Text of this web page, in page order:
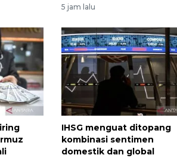
5 jam lalu
IHSG menguat ditopang
kombinasi sentimen
domestik dan global